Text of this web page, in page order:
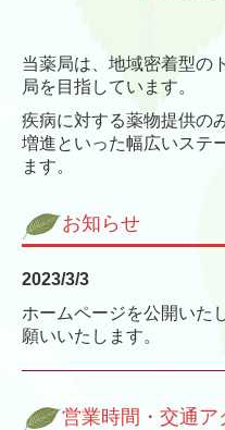
当薬局は、地域密着型の
局を目指しています。
疾病に対する薬物提供の
増進といった幅広いステ
ます。
お知らせ
2023/3/3
ホームページを公開いた
願いいたします。
営業時間・交通ア